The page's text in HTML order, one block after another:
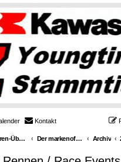
Kontakt
Übersicht Der markenoffene Z-Stammtisch für Youngtimerbiker Archiv